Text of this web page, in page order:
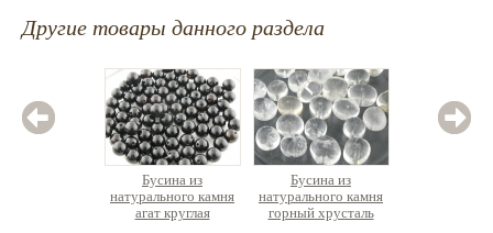
Другие товары данного раздела
Бусина из
натурального камня
агат круглая
Бусина из
натурального камня
горный хрусталь